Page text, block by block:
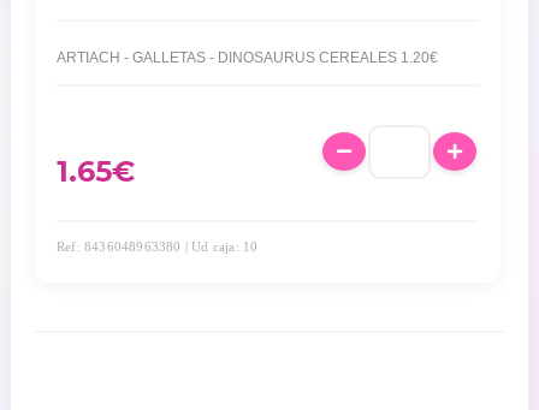
ARTIACH - GALLETAS - DINOSAURUS CEREALES 1.20€
1.65€
Ref: 8436048963380 | Ud caja: 10